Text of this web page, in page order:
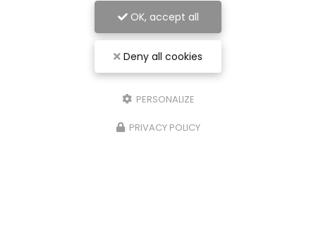
OK, accept all
Deny all cookies
PERSONALIZE
PRIVACY POLICY